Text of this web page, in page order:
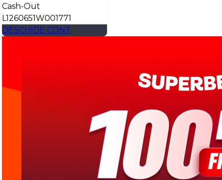
Cash-Out
L1260651W001771
DESCHIDE CONT